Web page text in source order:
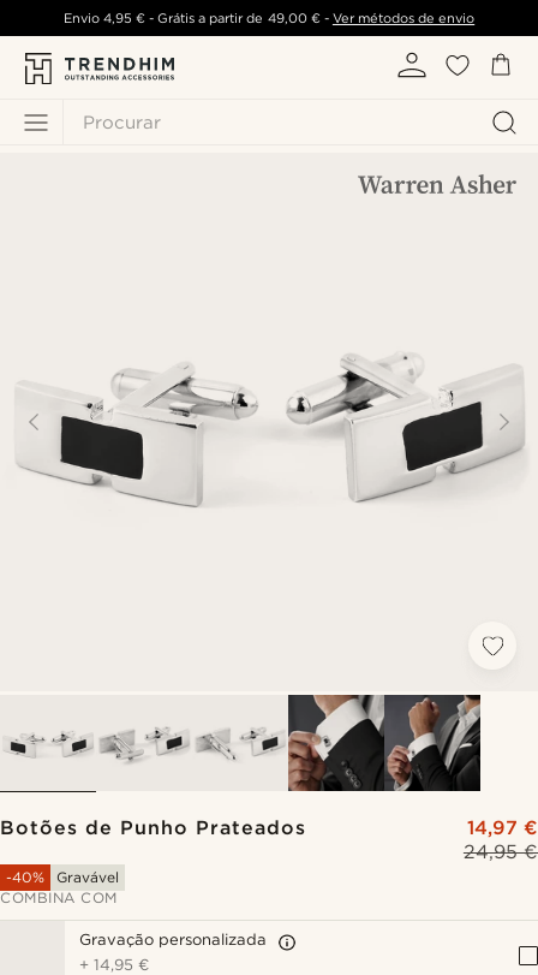
Procurar
Envio 4,95 €- Grátis a partir de 49,00 €- Ver métodos de envio
Botões de Punho Prateados
24,95 €
14,97 €
-40%
Gravável
COMBINA COM
Gravação personalizada
+14,95 €